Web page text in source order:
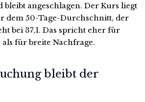
bleibt angeschlagen. Der Kurs liegt
dem 50-Tage-Durchschnitt, der
bei 37,1. Das spricht eher für
für breite Nachfrage.
bleibt der